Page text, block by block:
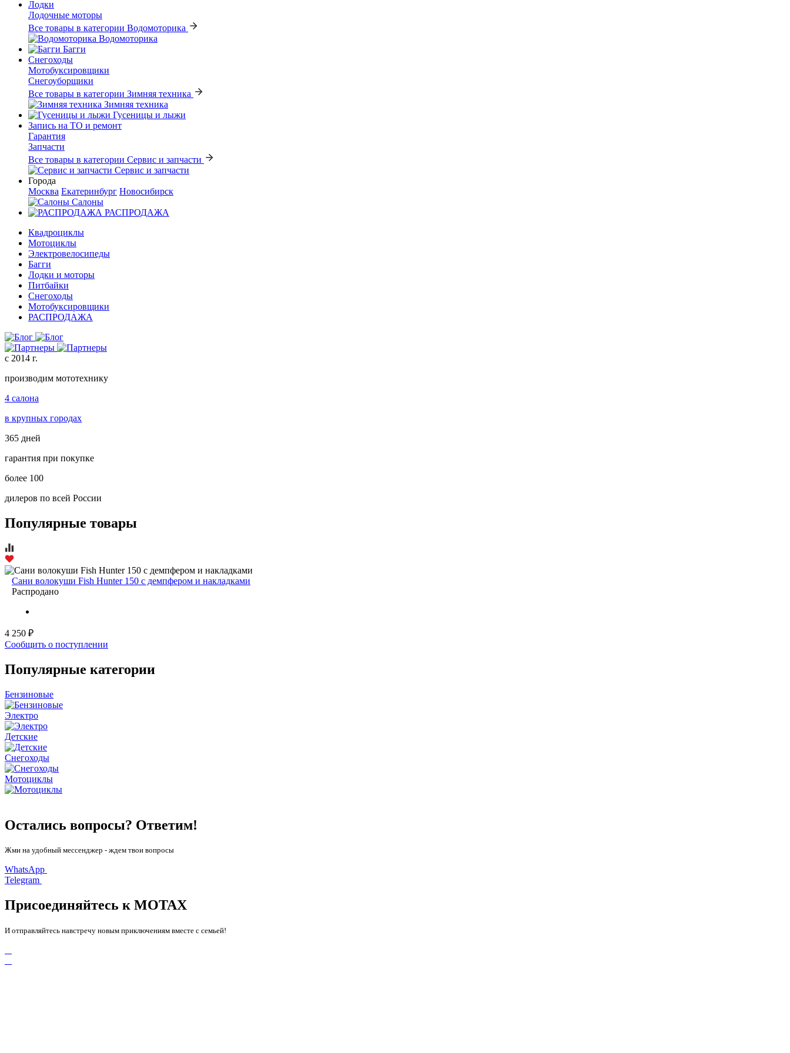
Лодки
Лодочные моторы
Все товары в категории Водомоторика
Водомоторика
Багги
Снегоходы
Мотобуксировщики
Снегоуборщики
Все товары в категории Зимняя техника
Зимняя техника
Гусеницы и лыжи
Запись на ТО и ремонт
Гарантия
Запчасти
Все товары в категории Сервис и запчасти
Сервис и запчасти
Города
Москва Екатеринбург Новосибирск
Салоны
РАСПРОДАЖА
Квадроциклы
Мотоциклы
Электровелосипеды
Багги
Лодки и моторы
Питбайки
Снегоходы
Мотобуксировщики
РАСПРОДАЖА
с 2014 г.
производим мототехнику
4 салона
в крупных городах
365 дней
гарантия при покупке
более 100
дилеров по всей России
Популярные товары
Сани волокуши Fish Hunter 150 c демпфером и накладками
Распродано
4 250 ₽
Сообщить о поступлении
Популярные категории
Бензиновые
Электро
Детские
Снегоходы
Мотоциклы
Остались вопросы? Ответим!
Жми на удобный мессенджер - ждем твои вопросы
WhatsApp
Telegram
Присоединяйтесь к MOTAX
И отправляйтесь навстречу новым приключениям вместе с семьей!